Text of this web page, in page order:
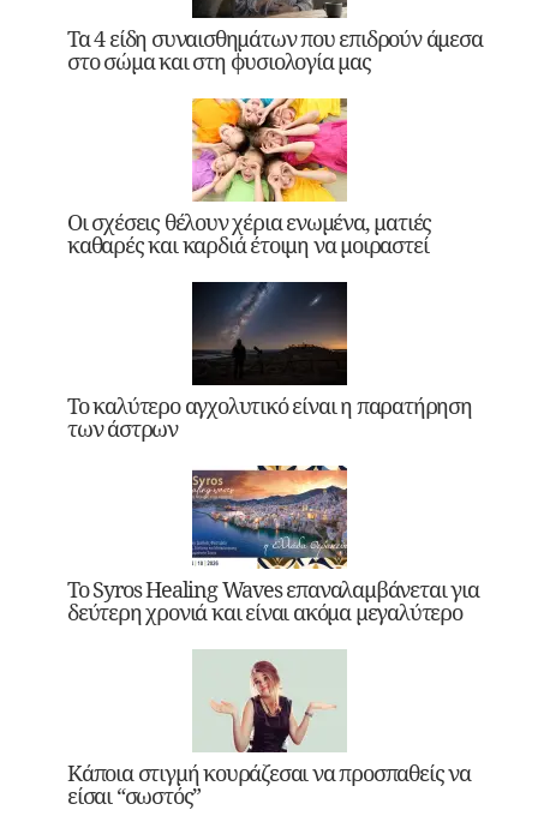
Τα 4 είδη συναισθημάτων που επιδρούν άμεσα
στο σώμα και στη φυσιολογία μας
Οι σχέσεις θέλουν χέρια ενωμένα, ματιές
καθαρές και καρδιά έτοιμη να μοιραστεί
Το καλύτερο αγχολυτικό είναι η παρατήρηση
των άστρων
Το Syros Healing Waves επαναλαμβάνεται για
δεύτερη χρονιά και είναι ακόμα μεγαλύτερο
Κάποια στιγμή κουράζεσαι να προσπαθείς να
είσαι “σωστός”